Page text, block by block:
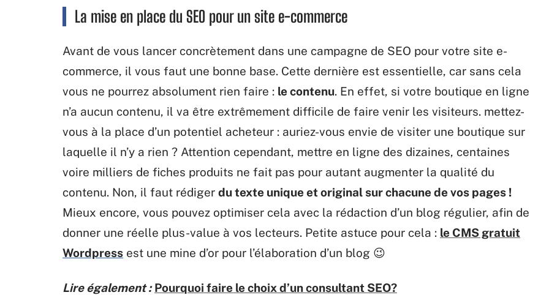
La mise en place du SEO pour un site e-commerce
Avant de vous lancer concrètement dans une campagne de SEO pour votre site e-
commerce, il vous faut une bonne base. Cette dernière est essentielle, car sans cela
vous ne pourrez absolument rien faire : le contenu. En effet, si votre boutique en ligne
n’a aucun contenu, il va être extrêmement difficile de faire venir les visiteurs. mettez-
vous à la place d’un potentiel acheteur : auriez-vous envie de visiter une boutique sur
laquelle il n’y a rien ? Attention cependant, mettre en ligne des dizaines, centaines
voire milliers de fiches produits ne fait pas pour autant augmenter la qualité du
contenu. Non, il faut rédiger du texte unique et original sur chacune de vos pages !
Mieux encore, vous pouvez optimiser cela avec la rédaction d’un blog régulier, afin de
donner une réelle plus-value à vos lecteurs. Petite astuce pour cela : le CMS gratuit
Wordpress est une mine d’or pour l’élaboration d’un blog 😉
Lire également : Pourquoi faire le choix d’un consultant SEO?